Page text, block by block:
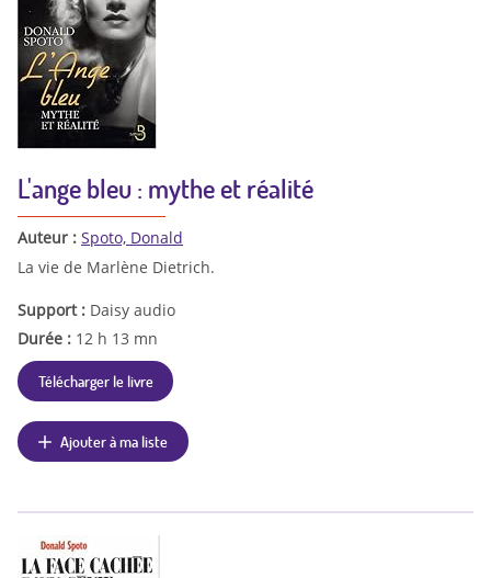
L'ange bleu : mythe et réalité
Auteur : Spoto, Donald
La vie de Marlène Dietrich.
Support : Daisy audio
Durée : 12 h 13 mn
Télécharger le livre
Ajouter à ma liste